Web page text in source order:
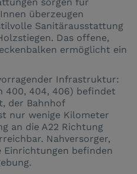
überzeugen
Sanitärausstattung
Das offene,
ermöglicht ein
Infrastruktur:
400, 404, 406) befindet
der Bahnhof
nur wenige Kilometer
an die A22 Richtung
Nahversorger,
Einrichtungen befinden